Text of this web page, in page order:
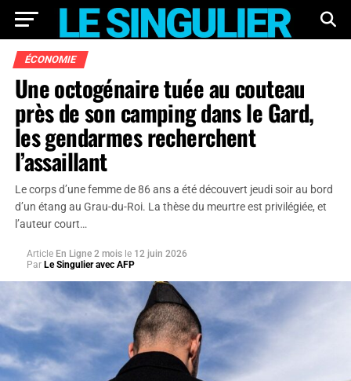
ÉCONOMIE
Une octogénaire tuée au couteau
près de son camping dans le Gard,
les gendarmes recherchent
l’assaillant
Le corps d’une femme de 86 ans a été découvert jeudi soir au bord
d’un étang au Grau-du-Roi. La thèse du meurtre est privilégiée, et
l’auteur court…
Article En Ligne 2 mois le 12 juin 2026
Par Le Singulier avec AFP